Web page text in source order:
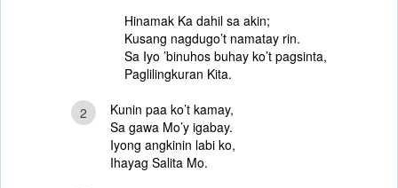
Hinamak Ka dahil sa akin;
Kusang nagdugo’t namatay rin.
Sa Iyo ’binuhos buhay ko’t pagsinta,
Paglilingkuran Kita.
2
Kunin paa ko’t kamay,
Sa gawa Mo’y igabay.
Iyong angkinin labi ko,
Ihayag Salita Mo.